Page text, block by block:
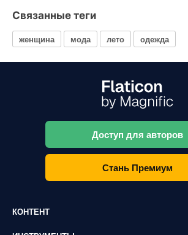
Связанные теги
женщина мода лето одежда
Доступ для авторов
Стань Премиум
КОНТЕНТ